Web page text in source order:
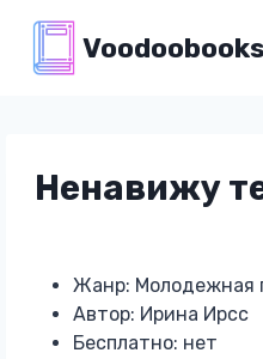
содержимому
Ненавижу
Жанр: Молодежная
Автор: Ирина Ирсс
Бесплатно: нет